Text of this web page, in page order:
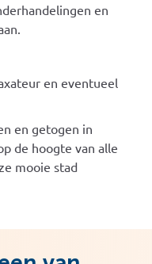
en
en eventueel
en getogen in
de hoogte van alle
mooie stad